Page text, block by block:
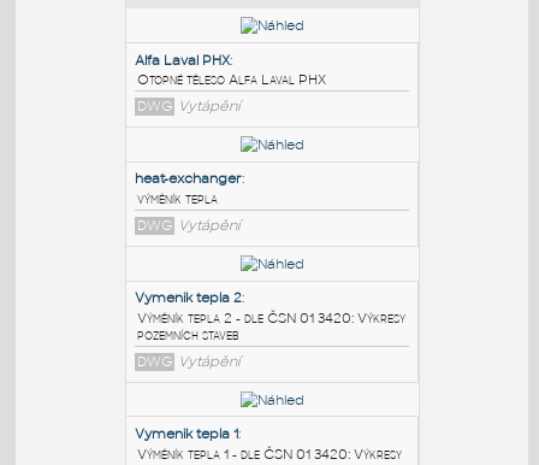
PODOBNÉ BLOKY
Alfa Laval PHX:
Otopné těleso Alfa Laval PHX
DWG Vytápění
heat-exchanger:
výměník tepla
DWG Vytápění